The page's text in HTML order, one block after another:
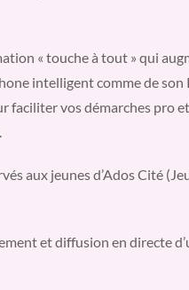
« touche à tout » qui
intelligent comme de son
faciliter vos démarches pro
aux jeunes d’Ados Cité
et diffusion en directe